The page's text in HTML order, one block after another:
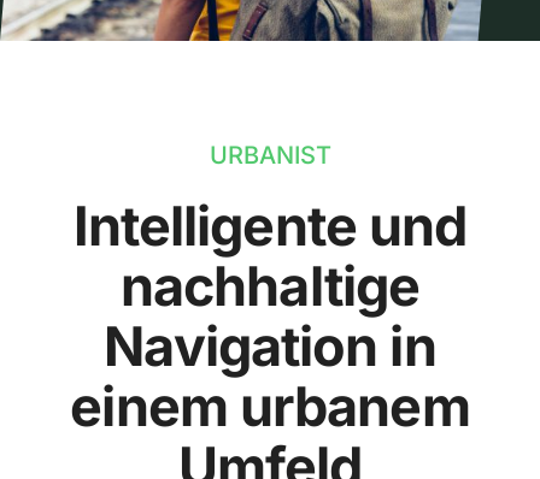
URBANIST
Intelligente und
nachhaltige
Navigation in
einem urbanem